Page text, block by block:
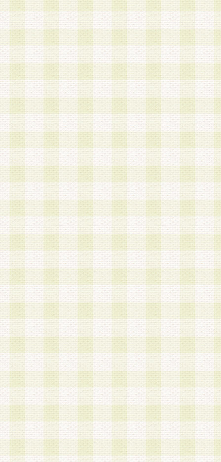
シーポリシー
」に基づき適切に取り扱うものとし
は、当該個人情報を以下の各号に定める目的に利
す。なお、これら事項以外の目的で個人情報を利
かじめ会員の同意を得たうえで利用するものとし
a.本サービスの実施または運営
b.本サービスに係る謝礼、景品、調査サンプル品
c.会員からの電話、メール等の問い合わせなどへ
d.その他これらに付随する業務
2.当社は、会員個人を識別することのできる情報
会員情報を本人の承諾なく第三者に開示すること
人を識別できる情報について第三者に開示または
社は事前に会員本人の同意を得るものとします。
3.前項の定めに拘わらず、当社は、以下の目的に
意を 得ることなく、会員個人を識別できる情報
づき選定した委託業者に対して当社の責任におい
できるものとします。な お、当社は、当該委託
契約を締結しこれを遵守させるとともに、本規約
の注意をもって当該情報を使用させるものとし ま
a.本サービスに係る謝礼、景品、調査サンプル品
b.会員からの電話、メール等の問い合わせなどへ
c.モバイルリサーチ、またはグループ形式による
実施もしくは運営
d.その他これらに付随する業務
4.会員は、住所、電話番号その他の登録情報につ
合は、速やかに当社所定の変更手続きを行うもの
5.当社は、必要と認めた場合、会員に対して、電
手段により登録情報の対象者が会員登録者本人で
の内容が正確であること、アンケートの回答内容
うことができるものとます。
6.会員は、会員登録後当社が定期的に行う登録情
して、当社指定の期間内に更新手続きを行うもの
該期間内に更新手続きを行わない場合、その時点
発行したポイントは失効されるものとします。